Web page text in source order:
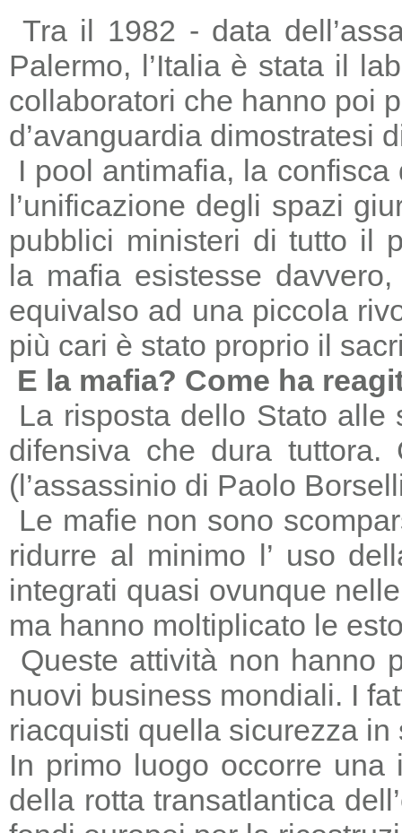
Tra il 1982 - data
Palermo, l’Italia è stata il
collaboratori che hanno poi
d’avanguardia dimostratesi
I pool antimafia, la
l’unificazione degli spazi
pubblici ministeri di tutto il
la mafia esistesse
equivalso ad una piccola
più cari è stato proprio il
E la mafia? Come ha
La risposta dello Stato alle
difensiva che dura
(l’assassinio di Paolo
Le mafie non sono
ridurre al minimo l’ uso
integrati quasi ovunque
ma hanno moltiplicato le
Queste attività non hanno
nuovi business mondiali. I
riacquisti quella sicurezza
In primo luogo occorre
della rotta transatlantica